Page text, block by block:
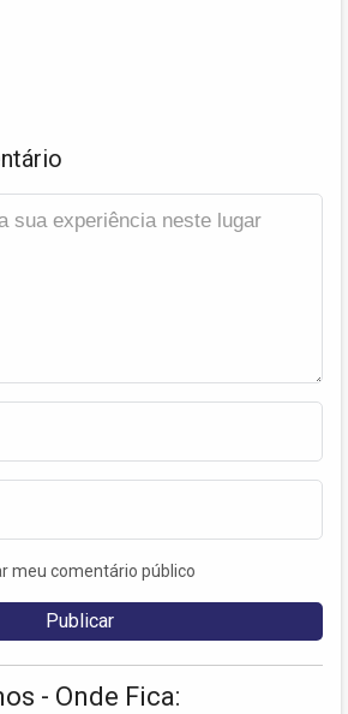
meu comentário público
- Onde Fica: